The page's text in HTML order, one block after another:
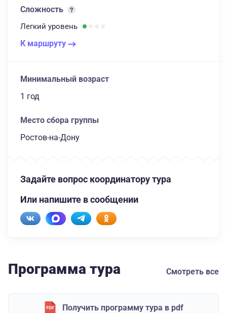
Сложность
Легкий уровень
К маршруту
Минимальный возраст
1 год
Место сбора группы
Ростов-на-Дону
Задайте вопрос координатору тура
Или напишите в сообщении
Программа тура Смотреть все
Получить программу тура в pdf